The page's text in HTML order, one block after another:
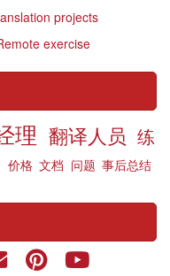
projects
exercise
理 翻译人员 练
价格 文档 问题 事后总结